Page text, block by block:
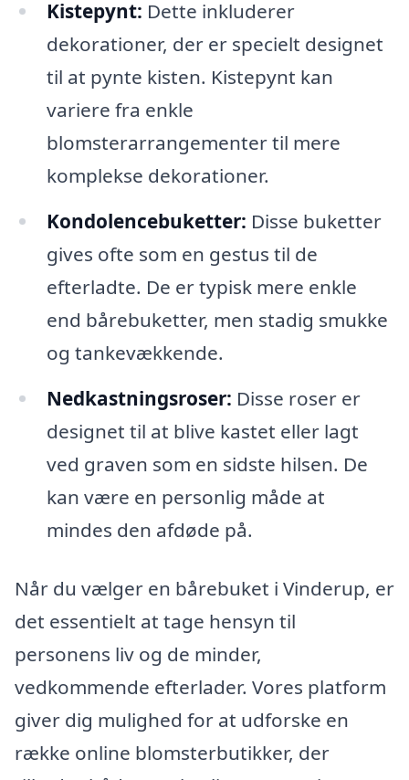
Kistepynt: Dette inkluderer
dekorationer, der er specielt designet
til at pynte kisten. Kistepynt kan
variere fra enkle
blomsterarrangementer til mere
komplekse dekorationer.
Kondolencebuketter: Disse buketter
gives ofte som en gestus til de
efterladte. De er typisk mere enkle
end bårebuketter, men stadig smukke
og tankevækkende.
Nedkastningsroser: Disse roser er
designet til at blive kastet eller lagt
ved graven som en sidste hilsen. De
kan være en personlig måde at
mindes den afdøde på.
Når du vælger en bårebuket i Vinderup, er
det essentielt at tage hensyn til
personens liv og de minder,
vedkommende efterlader. Vores platform
giver dig mulighed for at udforske en
række online blomsterbutikker, der